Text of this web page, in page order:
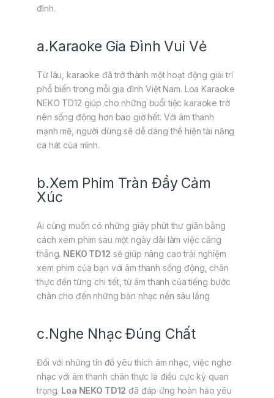
đình.
a.Karaoke Gia Đình Vui Vẻ
Từ lâu, karaoke đã trở thành một hoạt động giải trí
phổ biến trong mỗi gia đình Việt Nam. Loa Karaoke
NEKO TD12 giúp cho những buổi tiệc karaoke trở
nên sống động hơn bao giờ hết. Với âm thanh
mạnh mẽ, người dùng sẽ dễ dàng thể hiện tài năng
ca hát của mình.
b.Xem Phim Tràn Đầy Cảm
Xúc
Ai cũng muốn có những giây phút thư giãn bằng
cách xem phim sau một ngày dài làm việc căng
thẳng. NEKO TD12 sẽ giúp nâng cao trải nghiệm
xem phim của bạn với âm thanh sống động, chân
thực đến từng chi tiết, từ âm thanh của tiếng bước
chân cho đến những bản nhạc nền sâu lắng.
c.Nghe Nhạc Đúng Chất
Đối với những tín đồ yêu thích âm nhạc, việc nghe
nhạc với âm thanh chân thực là điều cực kỳ quan
trọng. Loa NEKO TD12 đã đáp ứng hoàn hảo yêu